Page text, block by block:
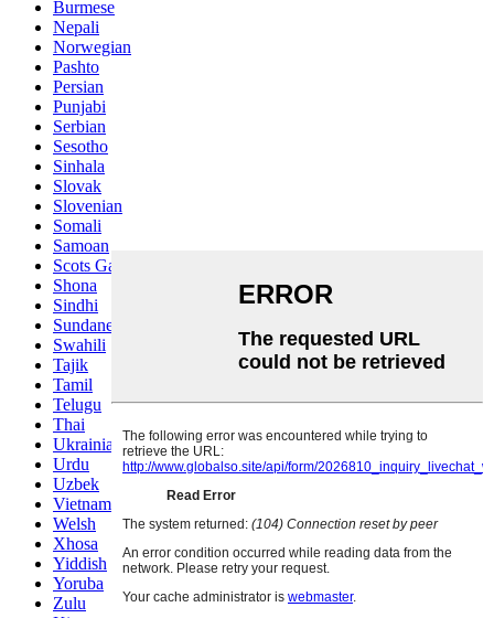
Burmese
Nepali
Norwegian
Pashto
Persian
Punjabi
Serbian
Sesotho
Sinhala
Slovak
Slovenian
Somali
Samoan
Scots Gaelic
Shona
Sindhi
Sundanese
Swahili
Tajik
Tamil
Telugu
Thai
Ukrainian
Urdu
Uzbek
Vietnamese
Welsh
Xhosa
Yiddish
Yoruba
Zulu